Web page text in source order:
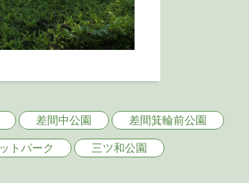
差間中公園 差間箕輪前公園
トパーク 三ツ和公園